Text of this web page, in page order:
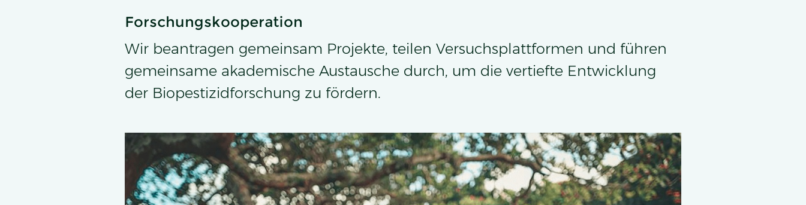
Forschungskooperation
Wir beantragen gemeinsam Projekte, teilen Versuchsplattformen und führen
gemeinsame akademische Austausche durch, um die vertiefte Entwicklung
der Biopestizidforschung zu fördern.